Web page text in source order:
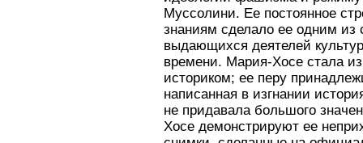
Муссолини. Ее постоянное
знаниям сделало ее одним из
выдающихся деятелей
времени. Мария-Хосе стала
историком; ее перу
написанная в изгнании
не придавала большого
Хосе демонстрируют ее